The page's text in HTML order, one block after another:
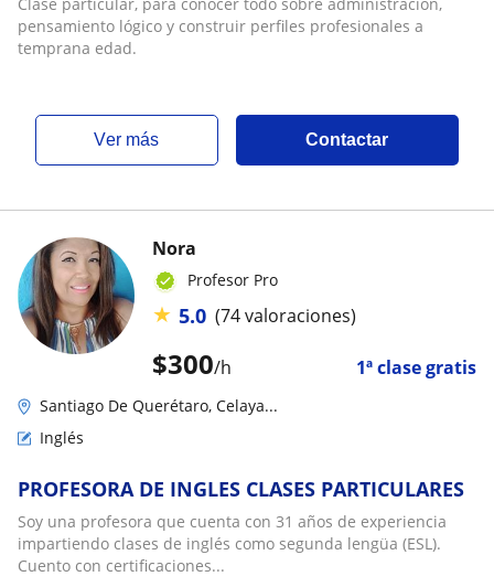
pensamiento lógico y construir perfiles profesionales a
temprana edad.
ver más Contactar
$300/h 1ª clase gratis
Nora
Profesor Pro
★ 5.0 (74 valoraciones)
Santiago De Querétaro, Celaya...
Inglés
PROFESORA DE INGLES CLASES PARTICULARES
Soy una profesora que cuenta con 31 años de experiencia
impartiendo clases de inglés como segunda lengüa (ESL).
Cuento con certificaciones...